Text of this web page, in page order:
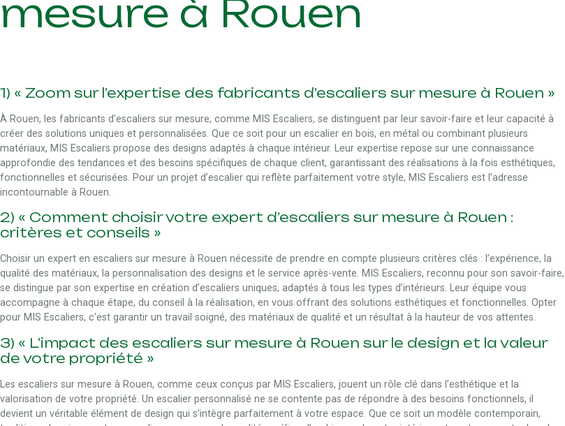
mesure à Rouen
1) « Zoom sur l’expertise des fabricants d’escaliers sur mesure à Rouen »
À Rouen, les fabricants d’escaliers sur mesure, comme MIS Escaliers, se distinguent par leur savoir-faire et leur capacité à
créer des solutions uniques et personnalisées. Que ce soit pour un escalier en bois, en métal ou combinant plusieurs
matériaux, MIS Escaliers propose des designs adaptés à chaque intérieur. Leur expertise repose sur une connaissance
approfondie des tendances et des besoins spécifiques de chaque client, garantissant des réalisations à la fois esthétiques,
fonctionnelles et sécurisées. Pour un projet d’escalier qui reflète parfaitement votre style, MIS Escaliers est l’adresse
incontournable à Rouen.
2) « Comment choisir votre expert d’escaliers sur mesure à Rouen :
critères et conseils »
Choisir un expert en escaliers sur mesure à Rouen nécessite de prendre en compte plusieurs critères clés : l’expérience, la
qualité des matériaux, la personnalisation des designs et le service après-vente. MIS Escaliers, reconnu pour son savoir-faire,
se distingue par son expertise en création d’escaliers uniques, adaptés à tous les types d’intérieurs. Leur équipe vous
accompagne à chaque étape, du conseil à la réalisation, en vous offrant des solutions esthétiques et fonctionnelles. Opter
pour MIS Escaliers, c’est garantir un travail soigné, des matériaux de qualité et un résultat à la hauteur de vos attentes.
3) « L’impact des escaliers sur mesure à Rouen sur le design et la valeur
de votre propriété »
Les escaliers sur mesure à Rouen, comme ceux conçus par MIS Escaliers, jouent un rôle clé dans l’esthétique et la
valorisation de votre propriété. Un escalier personnalisé ne se contente pas de répondre à des besoins fonctionnels, il
devient un véritable élément de design qui s’intègre parfaitement à votre espace. Que ce soit un modèle contemporain,